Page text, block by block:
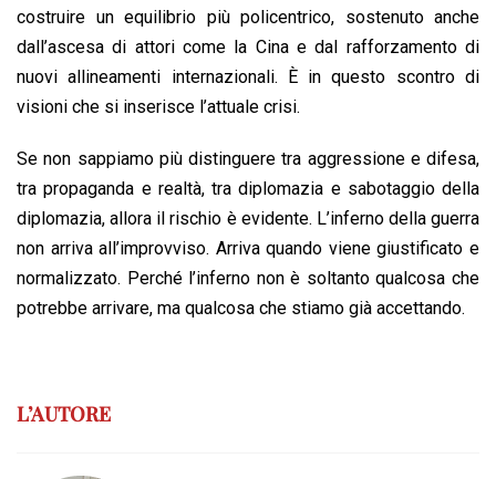
costruire un equilibrio più policentrico, sostenuto anche
dall’ascesa di attori come la Cina e dal rafforzamento di
nuovi allineamenti internazionali. È in questo scontro di
visioni che si inserisce l’attuale crisi.
Se non sappiamo più distinguere tra aggressione e difesa,
tra propaganda e realtà, tra diplomazia e sabotaggio della
diplomazia, allora il rischio è evidente. L’inferno della guerra
non arriva all’improvviso. Arriva quando viene giustificato e
normalizzato. Perché l’inferno non è soltanto qualcosa che
potrebbe arrivare, ma qualcosa che stiamo già accettando.
L’AUTORE